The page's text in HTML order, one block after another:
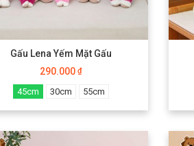
Gấu Lena Yếm Mặt Gấu
290.000 ₫
45cm 30cm 55cm